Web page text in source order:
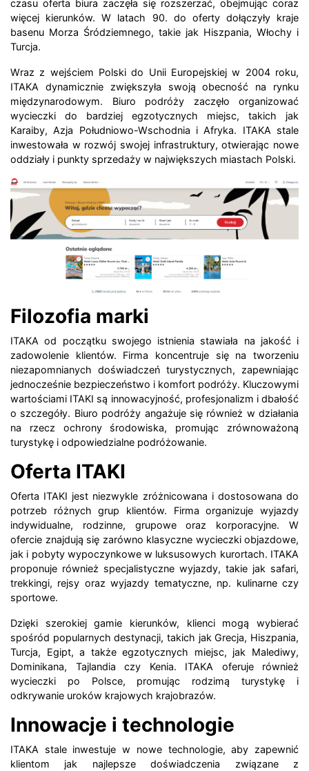
czasu oferta biura zaczęła się rozszerzać, obejmując coraz
więcej kierunków. W latach 90. do oferty dołączyły kraje
basenu Morza Śródziemnego, takie jak Hiszpania, Włochy i
Turcja.
Wraz z wejściem Polski do Unii Europejskiej w 2004 roku,
ITAKA dynamicznie zwiększyła swoją obecność na rynku
międzynarodowym. Biuro podróży zaczęło organizować
wycieczki do bardziej egzotycznych miejsc, takich jak
Karaiby, Azja Południowo-Wschodnia i Afryka. ITAKA stale
inwestowała w rozwój swojej infrastruktury, otwierając nowe
oddziały i punkty sprzedaży w największych miastach Polski.
Filozofia marki
ITAKA od początku swojego istnienia stawiała na jakość i
zadowolenie klientów. Firma koncentruje się na tworzeniu
niezapomnianych doświadczeń turystycznych, zapewniając
jednocześnie bezpieczeństwo i komfort podróży. Kluczowymi
wartościami ITAKI są innowacyjność, profesjonalizm i dbałość
o szczegóły. Biuro podróży angażuje się również w działania
na rzecz ochrony środowiska, promując zrównoważoną
turystykę i odpowiedzialne podróżowanie.
Oferta ITAKI
Oferta ITAKI jest niezwykle zróżnicowana i dostosowana do
potrzeb różnych grup klientów. Firma organizuje wyjazdy
indywidualne, rodzinne, grupowe oraz korporacyjne. W
ofercie znajdują się zarówno klasyczne wycieczki objazdowe,
jak i pobyty wypoczynkowe w luksusowych kurortach. ITAKA
proponuje również specjalistyczne wyjazdy, takie jak safari,
trekkingi, rejsy oraz wyjazdy tematyczne, np. kulinarne czy
sportowe.
Dzięki szerokiej gamie kierunków, klienci mogą wybierać
spośród popularnych destynacji, takich jak Grecja, Hiszpania,
Turcja, Egipt, a także egzotycznych miejsc, jak Malediwy,
Dominikana, Tajlandia czy Kenia. ITAKA oferuje również
wycieczki po Polsce, promując rodzimą turystykę i
odkrywanie uroków krajowych krajobrazów.
Innowacje i technologie
ITAKA stale inwestuje w nowe technologie, aby zapewnić
klientom jak najlepsze doświadczenia związane z